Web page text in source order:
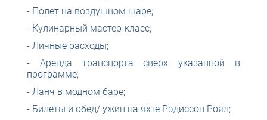
- Полет на воздушном шаре;
- Кулинарный мастер-класс;
- Личные расходы;
- Аренда транспорта сверх указанной в
программе;
- Ланч в модном баре;
- Билеты и обед/ ужин на яхте Рэдиссон Роял;